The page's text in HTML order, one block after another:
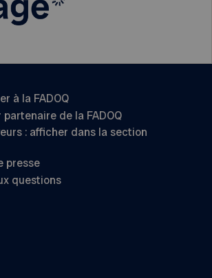
à la FADOQ
partenaire de la FADOQ
: afficher dans la section
presse
questions